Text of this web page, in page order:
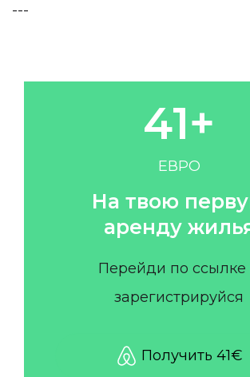
---
3
4
5
6
7
8
9
0
1
2
3
4
5
6
+
ЕВРО
На твою
аренду
Перейди по ссылке
зарегистрируйся
Получить 41€